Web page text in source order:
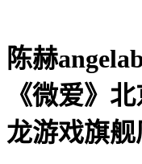
陈赫
《微爱》
龙游戏旗舰